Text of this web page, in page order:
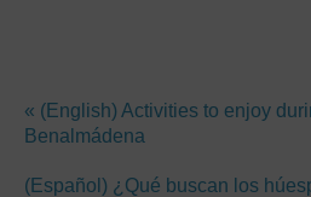
« (English) Activities to enjoy
Benalmádena
(Español) ¿Qué buscan los